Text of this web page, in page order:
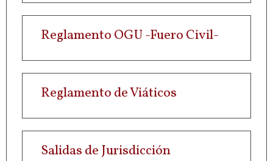
Reglamento OGU -Fuero Civil-
Reglamento de Viáticos
Salidas de Jurisdicción